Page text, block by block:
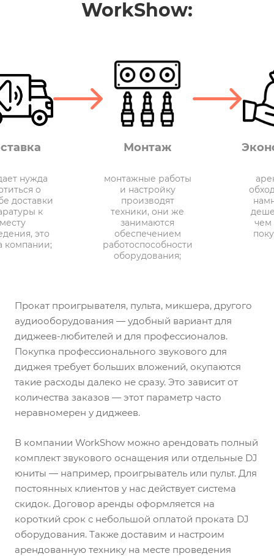
WorkShow:
нужда
о
доставки
к
это
компании;
Монтаж
монтажные работы
и настройку
производят
техники, они же
занимаются
обеспечением
работоспособности
оборудования;
чем
Прокат проигрывателя, пульта, микшера, другого
аудиооборудования — удобный вариант для
диджеев-любителей и для профессионалов.
Покупка профессионального звукового для
диджея требует больших вложений, окупаются
такие расходы далеко не сразу. Это зависит от
количества заказов — этот параметр часто
неравномерен у диджеев.
В компании WorkShow можно арендовать полный
комплект звукового оснащения или отдельные DJ
юниты — например, проигрыватель или пульт. Для
постоянных клиентов у нас действует система
скидок. Договор аренды оформляется на
короткий срок с небольшой оплатой проката DJ
оборудования. Также доставим и настроим
арендованную технику на месте проведения